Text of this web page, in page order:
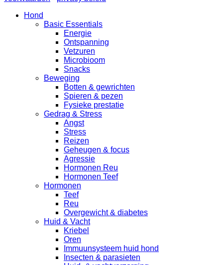
Hond
Basic Essentials
Energie
Ontspanning
Vetzuren
Microbioom
Snacks
Beweging
Botten & gewrichten
Spieren & pezen
Fysieke prestatie
Gedrag & Stress
Angst
Stress
Reizen
Geheugen & focus
Agressie
Hormonen Reu
Hormonen Teef
Hormonen
Teef
Reu
Overgewicht & diabetes
Huid & Vacht
Kriebel
Oren
Immuunsysteem huid hond
Insecten & parasieten